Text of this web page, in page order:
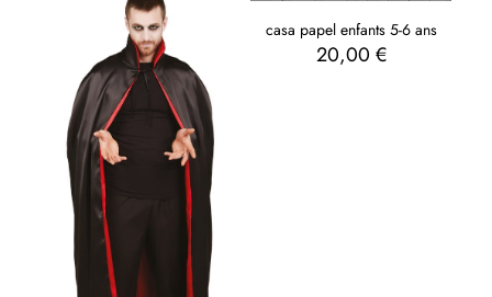
casa papel enfants 5-6 ans
20,00 €